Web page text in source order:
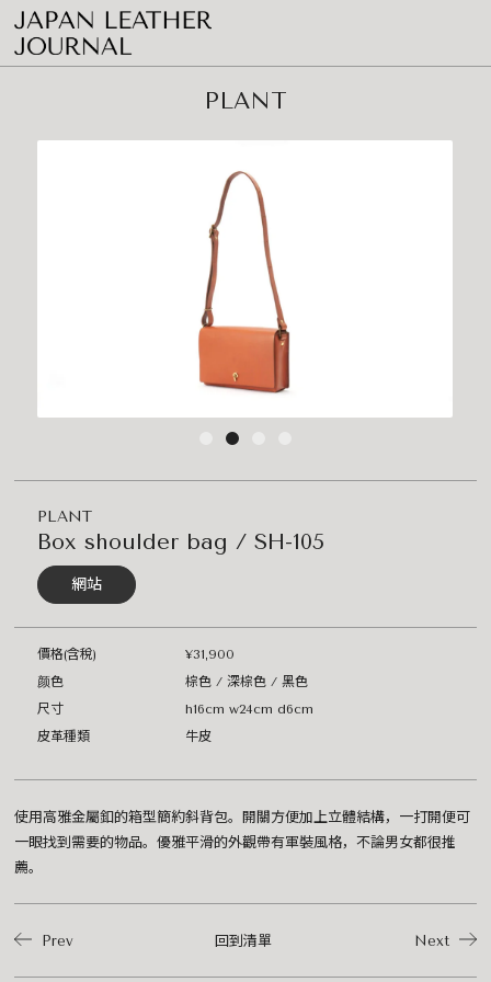
PLANT
PLANT
Box shoulder bag / SH-105
網站
價格(含稅)
¥31,900
颜色
棕色 / 深棕色 / 黑色
尺寸
h16cm w24cm d6cm
皮革種類
牛皮
使用高雅金屬釦的箱型簡約斜背包。開關方便加上立體結構，一打開便可
一眼找到需要的物品。優雅平滑的外觀帶有軍裝風格，不論男女都很推
薦。
Prev 回到清單 Next